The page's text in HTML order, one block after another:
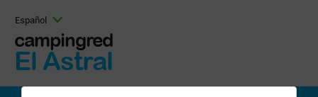
Español
campingred
El Astral